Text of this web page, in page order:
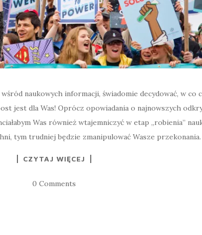
naukowych informacji, świadomie decydować, w co
jest dla Was! Oprócz opowiadania o najnowszych
Was również wtajemniczyć w etap „robienia”
tym trudniej będzie zmanipulować Wasze przekonania.
CZYTAJ WIĘCEJ
0 Comments